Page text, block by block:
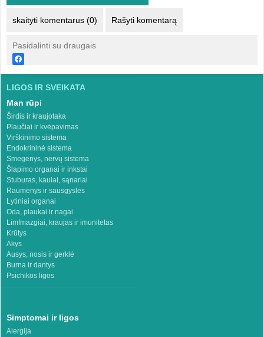
skaityti komentarus (0) Rašyti komentarą
Pasidalinti su draugais
LIGOS IR SVEIKATA
Man rūpi
Širdis ir kraujotaka
Plaučiai ir kvėpavimas
Virškinimo sistema
Endokrininė sistema
Smegenys, nervų sistema
Šlapimo organai ir inkstai
Stuburas, kaulai, sąnariai
Raumenys ir sausgyslės
Lytiniai organai
Oda, plaukai ir nagai
Limfmazgiai, kraujas ir imunitetas
Krūtys
Akys
Ausys, nosis ir gerklė
Burna ir dantys
Psichikos ligos
Simptomai ir ligos
Alergija